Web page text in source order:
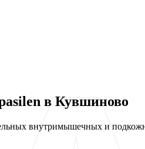
в Кувшиново
внутримышечных и